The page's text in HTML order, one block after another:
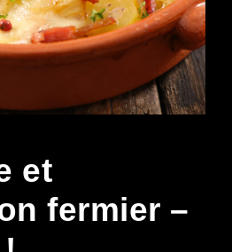
et
fermier –